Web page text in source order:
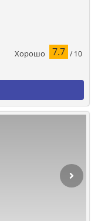
Хорошо 7.7 / 10